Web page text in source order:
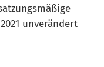
unverändert